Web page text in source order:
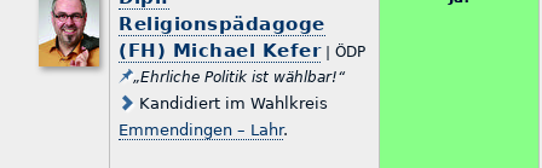
Religionspädagoge
(FH) Michael Kefer| ÖDP
„Ehrliche Politik ist wählbar!“
Kandidiert im Wahlkreis
Emmendingen – Lahr.